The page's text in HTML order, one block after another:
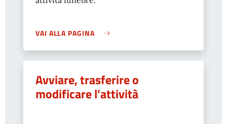
VAI ALLA PAGINA
Avviare, trasferire o
modificare l'attività